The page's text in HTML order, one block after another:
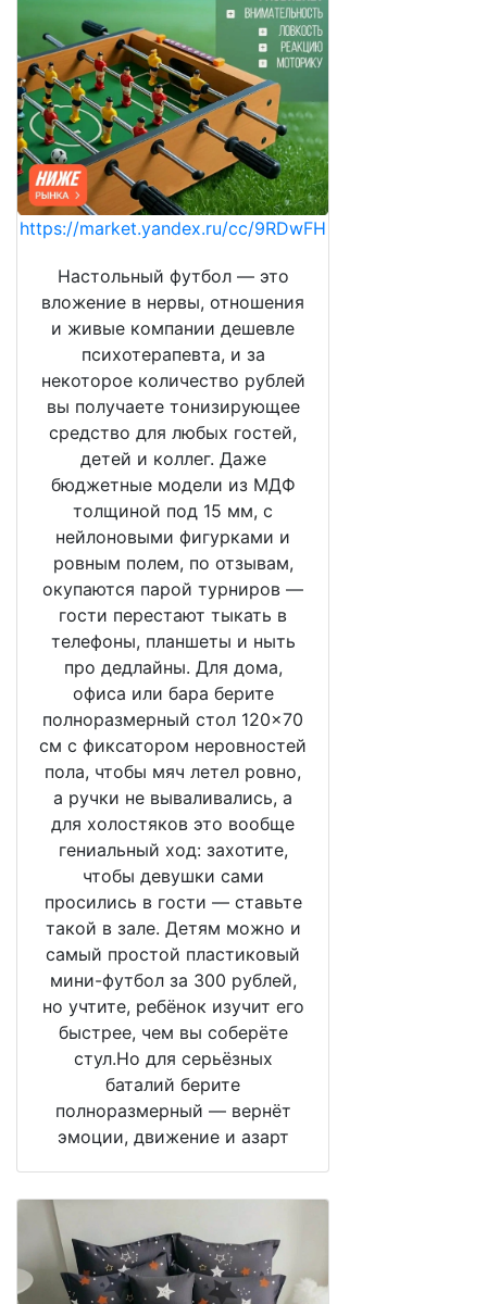
https://market.yandex.ru/cc/9RDwFH
Настольный футбол — это
вложение в нервы, отношения
и живые компании дешевле
психотерапевта, и за
некоторое количество рублей
вы получаете тонизирующее
средство для любых гостей,
детей и коллег. Даже
бюджетные модели из МДФ
толщиной под 15 мм, с
нейлоновыми фигурками и
ровным полем, по отзывам,
окупаются парой турниров —
гости перестают тыкать в
телефоны, планшеты и ныть
про дедлайны. Для дома,
офиса или бара берите
полноразмерный стол 120×70
см с фиксатором неровностей
пола, чтобы мяч летел ровно,
а ручки не вываливались, а
для холостяков это вообще
гениальный ход: захотите,
чтобы девушки сами
просились в гости — ставьте
такой в зале. Детям можно и
самый простой пластиковый
мини-футбол за 300 рублей,
но учтите, ребёнок изучит его
быстрее, чем вы соберёте
стул.Но для серьёзных
баталий берите
полноразмерный — вернёт
эмоции, движение и азарт